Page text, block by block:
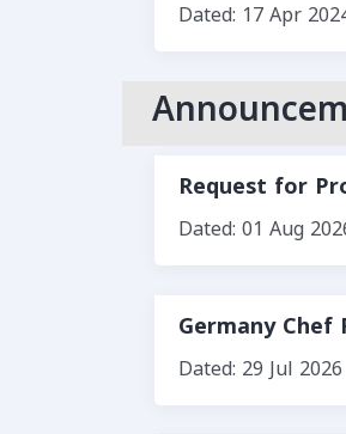
Dated: 17 Apr
Request for
Dated: 01 Aug
Germany Chef
Dated: 29 Jul 2026